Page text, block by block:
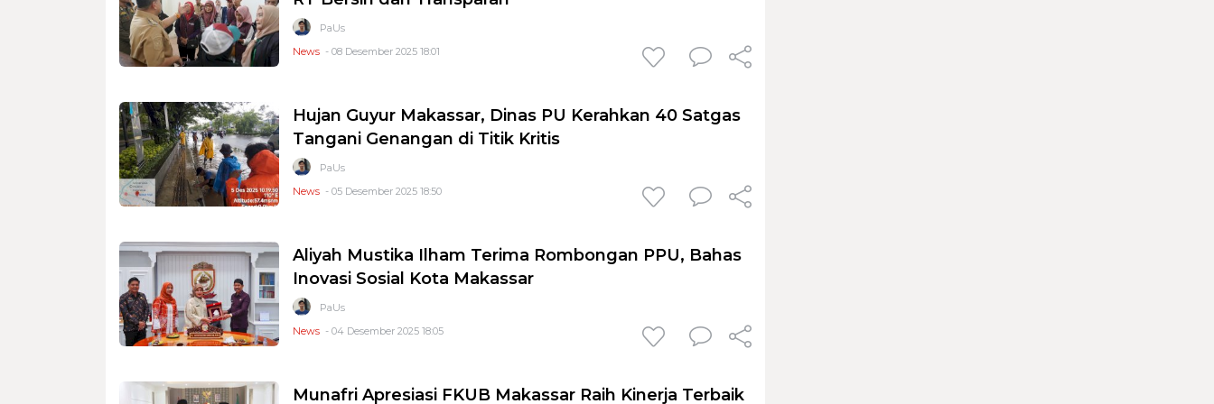
PaUs
News - 08 Desember 2025 18:01
Hujan Guyur Makassar, Dinas PU Kerahkan 40 Satgas
Tangani Genangan di Titik Kritis
PaUs
News - 05 Desember 2025 18:50
Aliyah Mustika Ilham Terima Rombongan PPU, Bahas
Inovasi Sosial Kota Makassar
PaUs
News - 04 Desember 2025 18:05
Munafri Apresiasi FKUB Makassar Raih Kinerja Terbaik